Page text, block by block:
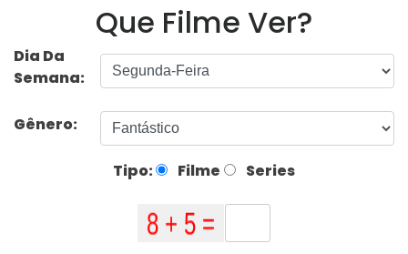
Que Filme Ver?
Dia Da
Semana:
Gênero:
Tipo: Filme Series